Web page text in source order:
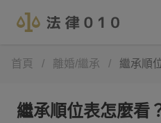
首頁 / 離婚/繼承 / 繼承順
繼承順位表怎麼看